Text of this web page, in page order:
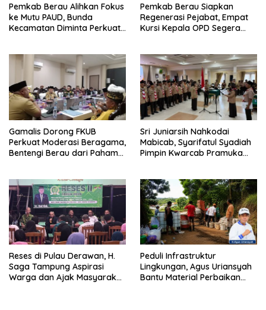
Pemkab Berau Alihkan Fokus
ke Mutu PAUD, Bunda
Kecamatan Diminta Perkuat
Pemkab Berau Siapkan
Regenerasi Pejabat, Empat
Kursi Kepala OPD Segera
Gamalis Dorong FKUB
Perkuat Moderasi Beragama,
Bentengi Berau dari Paham
Sri Juniarsih Nahkodai
Mabicab, Syarifatul Syadiah
Pimpin Kwarcab Pramuka
Reses di Pulau Derawan, H.
Saga Tampung Aspirasi
Warga dan Ajak Masyarakat
Peduli Infrastruktur
Lingkungan, Agus Uriansyah
Bantu Material Perbaikan